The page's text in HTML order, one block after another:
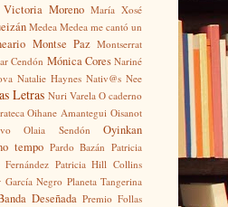
Moreno María Xosé
Medea Medea me cantó un
Montse Paz Montserrat
Cendón Mónica Cores Nariné
Natalie Haynes Nativ@s Nee
Letras Nuri Varela O caderno
Oihane Amantegui Oisanot
Olaia Sendón
Oyinkan
tempo Pardo Bazán Patricia
Fernández Patricia Hill Collins
García Negro Planeta Tangerina
Deseñada Premio Follas